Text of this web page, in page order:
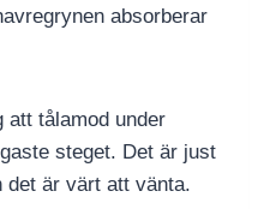
absorberar
att tålamod under
steget. Det är just
det är värt att vänta.